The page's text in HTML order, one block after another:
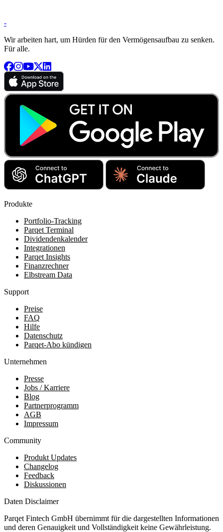
-
Wir arbeiten hart, um Hürden für den Vermögensaufbau zu senken.
Für alle.
Produkte
Portfolio-Tracking
Parqet Terminal
Dividendenkalender
Integrationen
Parqet Insights
Finanzrechner
Elbstream Data
Support
Preise
FAQ
Hilfe
Datenschutz
Parqet-Abo kündigen
Unternehmen
Presse
Jobs / Karriere
Blog
Partnerprogramm
AGB
Impressum
Community
Produkt Updates
Changelog
Feedback
Diskussionen
Daten Disclaimer
Parqet Fintech GmbH übernimmt für die dargestellten Informationen
und deren Genauigkeit und Vollständigkeit keine Gewährleistung.